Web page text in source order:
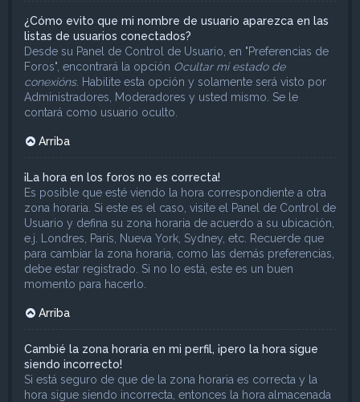
¿Cómo evito que mi nombre de usuario aparezca en las
listas de usuarios conectados?
Desde su Panel de Control de Usuario, en "Preferencias de
Foros", encontrará la opción Ocultar mi estado de
conexións. Habilite esta opción y solamente será visto por
Administradores, Moderadores y usted mismo. Se le
contará como usuario oculto.
Arriba
¡La hora en los foros no es correcta!
Es posible que esté viendo la hora correspondiente a otra
zona horaria. Si este es el caso, visite el Panel de Control de
Usuario y defina su zona horaria de acuerdo a su ubicación,
e.j. Londres, París, Nueva York, Sydney, etc. Recuerde que
para cambiar la zona horaria, como las demás preferencias,
debe estar registrado. Si no lo está, este es un buen
momento para hacerlo.
Arriba
Cambié la zona horaria en mi perfil, ¡pero la hora sigue
siendo incorrecto!
Si está seguro de que de la zona horaria es correcta y la
hora sigue siendo incorrecta, entonces la hora almacenada